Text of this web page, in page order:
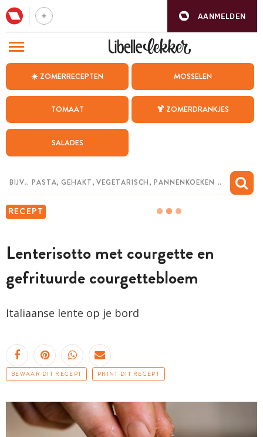
AANMELDEN
☀️ ZOMERRECEPTEN MOSSELEN
TOMAAT 🍹 ZOMERDRANKJES
SALADES
RECEPT
Lenterisotto met courgette en
gefrituurde courgettebloem
Italiaanse lente op je bord
BEWAAR DIT RECEPT PRINT DIT RECEPT
BEZOEK ONZE ANDERE WEBSITES
WEEKMENU
CHAT MET MAIA
MIJN BEWAARDE RECEPTEN